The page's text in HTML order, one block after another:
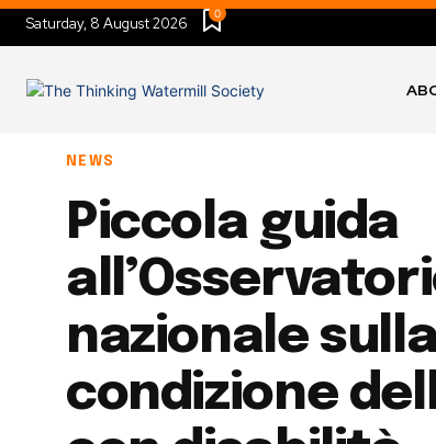
Saturday, 8 August 2026
0
NEWS
Piccola guida
nazionale
condizione